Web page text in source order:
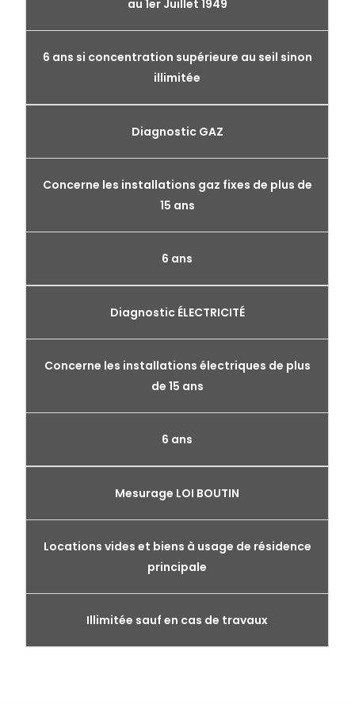
au 1er Juillet 1949
6 ans si concentration supérieure au seil sinon
illimitée
Diagnostic GAZ
Concerne les installations gaz fixes de plus de
15 ans
6 ans
Diagnostic ÉLECTRICITÉ
Concerne les installations électriques de plus
de 15 ans
6 ans
Mesurage LOI BOUTIN
Locations vides et biens à usage de résidence
principale
Illimitée sauf en cas de travaux